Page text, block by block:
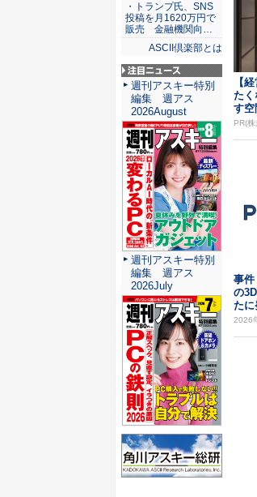
【
たく
す空
PR(
事件
の
たに
防・
2026
・トランプ氏、SNS
投稿を月1620万円で
販売 金融機関向…
ASCII倶楽部とは
注目ニュース
週刊アスキー特別
編集 週アス
2026August
週刊アスキー特別
編集 週アス
2026July